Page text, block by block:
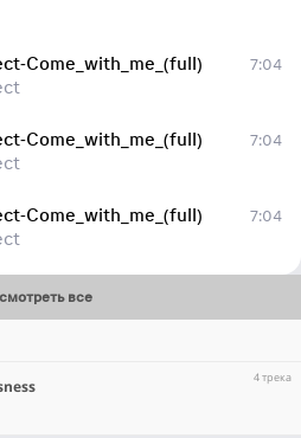
Come_with_me_(full)
7:04
Come_with_me_(full)
7:04
Come_with_me_(full)
7:04
все
4 трека